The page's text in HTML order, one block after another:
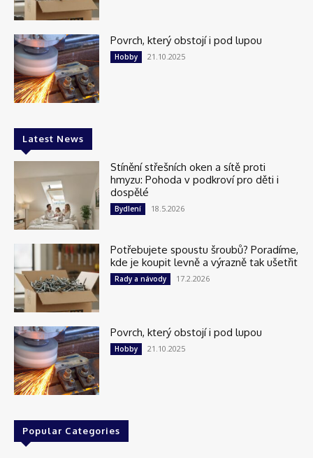
Povrch, který obstojí i pod lupou
Hobby 21.10.2025
Latest News
Stínění střešních oken a sítě proti
hmyzu: Pohoda v podkroví pro děti i
dospělé
Bydlení 18.5.2026
Potřebujete spoustu šroubů? Poradíme,
kde je koupit levně a výrazně tak ušetřit
Rady a návody 17.2.2026
Povrch, který obstojí i pod lupou
Hobby 21.10.2025
Popular Categories